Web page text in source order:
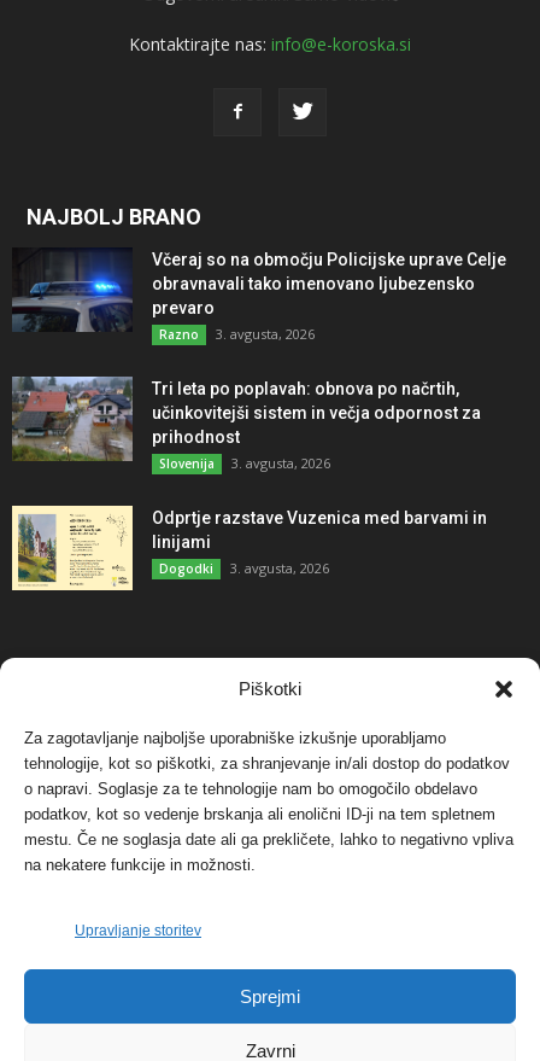
Piškotki
Za zagotavljanje najboljše uporabniške izkušnje uporabljamo
tehnologije, kot so piškotki, za shranjevanje in/ali dostop do podatkov
o napravi. Soglasje za te tehnologije nam bo omogočilo obdelavo
podatkov, kot so vedenje brskanja ali enolični ID-ji na tem spletnem
mestu. Če ne soglasja date ali ga prekličete, lahko to negativno vpliva
na nekatere funkcije in možnosti.
Upravljanje storitev
Sprejmi
Zavrni
Kontaktirajte nas: info@e-koroska.si
NAJBOLJ BRANO
Včeraj so na območju Policijske uprave Celje
obravnavali tako imenovano ljubezensko
prevaro
Razno 3. avgusta, 2026
Tri leta po poplavah: obnova po načrtih,
učinkovitejši sistem in večja odpornost za
prihodnost
Slovenija 3. avgusta, 2026
Odprtje razstave Vuzenica med barvami in
linijami
Dogodki 3. avgusta, 2026
NAJBOLJ KOMENTIRANO
Protest proti vetrnim elektrarnam na Ojstrici, v
svetu pa vedno bolj...
Dogodki 12. maja, 2017
Tožilstvo v Celovcu v korist elektrarnam
Verbund
FOTO: Razstava cvetličarskega mojstra Andreja
Dogodki 27. novembra, 2017